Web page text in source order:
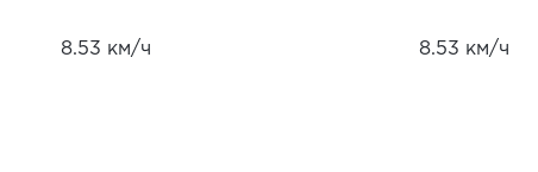
8.53 км/ч 8.53 км/ч